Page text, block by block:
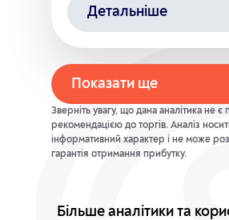
Детальніше
Показати ще
Зверніть увагу, що дана аналітика не
рекомендацією до торгів. Аналіз
інформативний характер і не може
гарантія отримання прибутку.
Більше аналітики та